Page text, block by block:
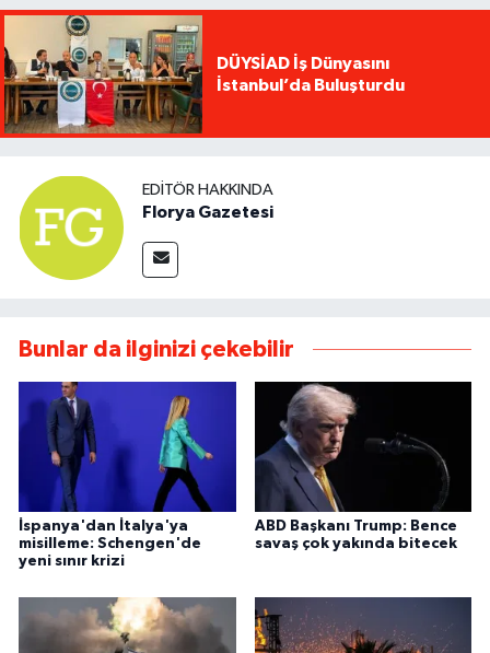
DÜYSİAD İş Dünyasını
İstanbul’da Buluşturdu
EDITÖR HAKKINDA
Florya Gazetesi
Bunlar da ilginizi çekebilir
İspanya'dan İtalya'ya
misilleme: Schengen'de
yeni sınır krizi
ABD Başkanı Trump: Bence
savaş çok yakında bitecek